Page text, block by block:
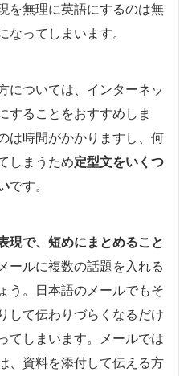
を無理に英語にするのは無
ってしまいます。
については、インターネッ
することをおすすめしま
は時間がかかりますし、何
しまうため定型文をいくつ
です。
現で、短めにまとめること
ールに複数の話題を入れる
う。日本語のメールでもそ
して伝わりづらくなるだけ
てしまいます。メールでは
、資料を添付して伝える方